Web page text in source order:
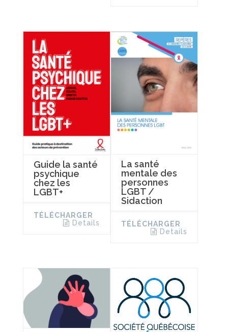
Guide la santé
psychique
chez les
LGBT+
TÉLÉCHARGER
Details
La santé
mentale des
personnes
LGBT /
Sidaction
TÉLÉCHARGER
Details